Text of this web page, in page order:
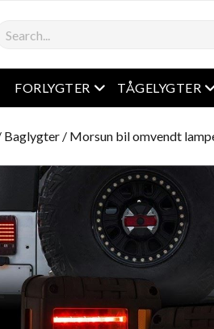
Søge
FORLYGTER Åben menu
TÅGELYGTER
Baglygter / Morsun bil omvendt